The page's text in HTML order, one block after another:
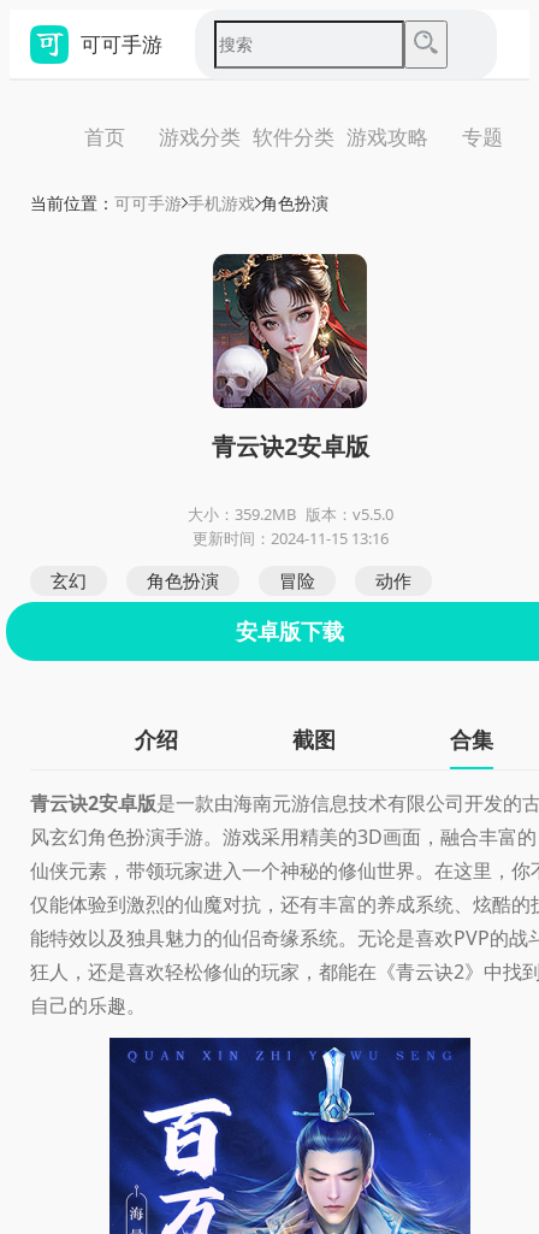
可可手游
首页 游戏分类 软件分类 游戏攻略 专题
当前位置： 可可手游 手机游戏 角色扮演
青云诀2安卓版
大小：359.2MB 版本：v5.5.0
更新时间：2024-11-15 13:16
玄幻 角色扮演 冒险 动作
安卓版下载
介绍 截图 合集
青云诀2安卓版是一款由海南元游信息技术有限公司开发的
风玄幻角色扮演手游。游戏采用精美的3D画面，融合丰富的
仙侠元素，带领玩家进入一个神秘的修仙世界。在这里，你
仅能体验到激烈的仙魔对抗，还有丰富的养成系统、炫酷的
能特效以及独具魅力的仙侣奇缘系统。无论是喜欢PVP的战
狂人，还是喜欢轻松修仙的玩家，都能在《青云诀2》中找
自己的乐趣。